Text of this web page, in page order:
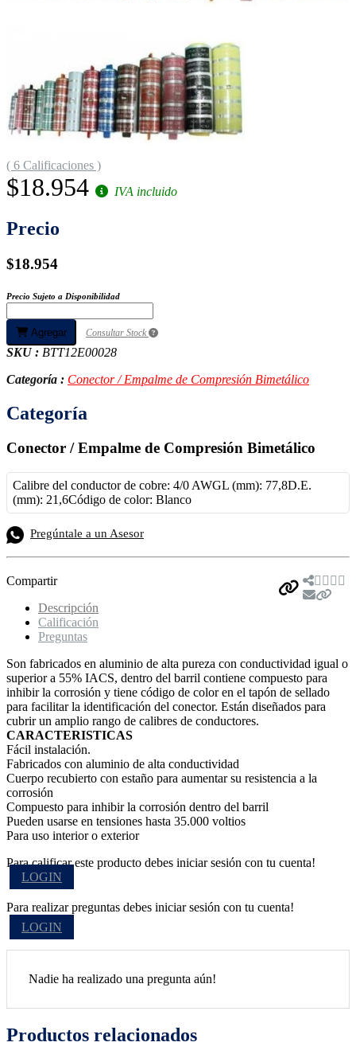
( 6 Calificaciones )
$18.954 IVA incluido
Precio
$18.954
Precio Sujeto a Disponibilidad
Agregar Consultar Stock
SKU : BTT12E00028
Categoría : Conector / Empalme de Compresión Bimetálico
Categoría
Conector / Empalme de Compresión Bimetálico
Calibre del conductor de cobre: 4/0 AWGL (mm): 77,8D.E.
(mm): 21,6Código de color: Blanco
Pregúntale a un Asesor
Compartir
Descripción
Calificación
Preguntas
Son fabricados en aluminio de alta pureza con conductividad igual o
superior a 55% IACS, dentro del barril contiene compuesto para
inhibir la corrosión y tiene código de color en el tapón de sellado
para facilitar la identificación del conector. Están diseñados para
cubrir un amplio rango de calibres de conductores.
CARACTERISTICAS
Fácil instalación.
Fabricados con aluminio de alta conductividad
Cuerpo recubierto con estaño para aumentar su resistencia a la
corrosión
Compuesto para inhibir la corrosión dentro del barril
Pueden usarse en tensiones hasta 35.000 voltios
Para uso interior o exterior
Para calificar este producto debes iniciar sesión con tu cuenta!
LOGIN
Para realizar preguntas debes iniciar sesión con tu cuenta!
LOGIN
Nadie ha realizado una pregunta aún!
Productos relacionados